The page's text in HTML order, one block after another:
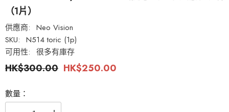
（1片）
供應商: Neo Vision
SKU: N514 toric (1p)
可用性: 很多有庫存
HK$300.00 HK$250.00
數量：